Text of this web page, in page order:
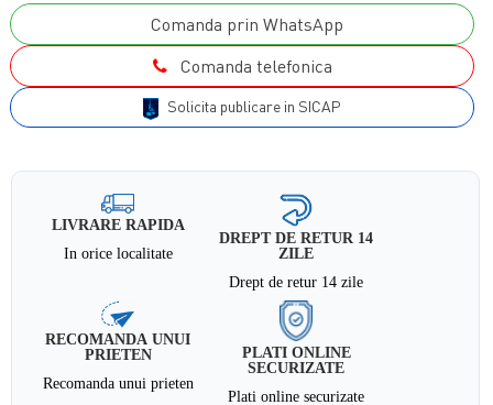
Comanda prin WhatsApp
Comanda telefonica
Solicita publicare in SICAP
LIVRARE RAPIDA
In orice localitate
DREPT DE RETUR 14
ZILE
Drept de retur 14 zile
RECOMANDA UNUI
PRIETEN
Recomanda unui prieten
PLATI ONLINE
SECURIZATE
Plati online securizate